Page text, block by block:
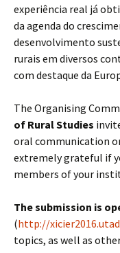
experiência real já
da agenda do
desenvolvimento
rurais em diversos
com destaque da
The Organising
of Rural Studies
oral communication
extremely grateful if
members of your
The submission is
(http://
topics, as well as